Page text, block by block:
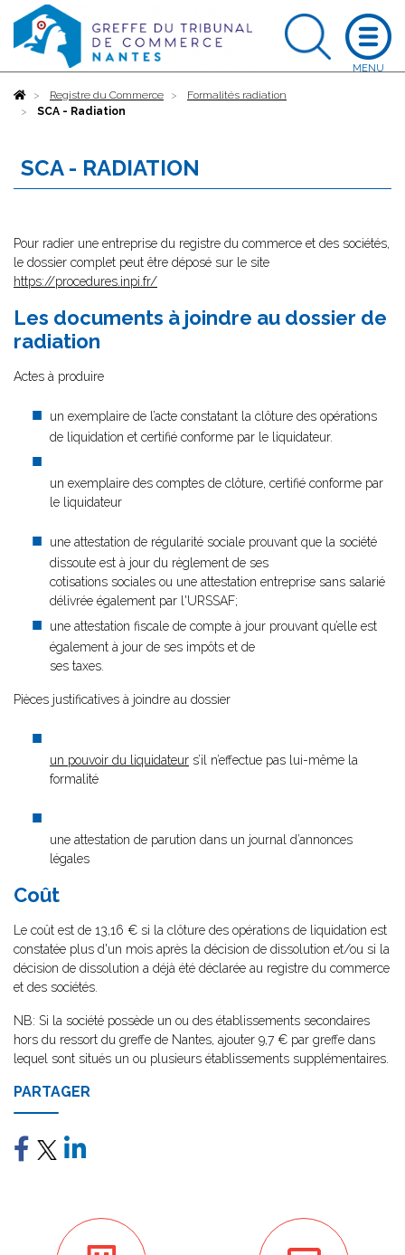
AccueilRegistre du Commerce
Formalités radiation
SCA - Radiation
SCA - RADIATION
Pour radier une entreprise du registre du commerce et des sociétés,
le dossier complet peut être déposé sur le site
https://procedures.inpi.fr/
Les documents à joindre au dossier de
radiation
Actes à produire
un exemplaire de l’acte constatant la clôture des opérations
de liquidation et certifié conforme par le liquidateur.
un exemplaire des comptes de clôture, certifié conforme par
le liquidateur
une attestation de régularité sociale prouvant que la société
dissoute est à jour du règlement de ses
cotisations sociales ou une attestation entreprise sans salarié
délivrée également par l'URSSAF;
une attestation fiscale de compte à jour prouvant qu’elle est
également à jour de ses impôts et de
ses taxes.
Pièces justificatives à joindre au dossier
un pouvoir du liquidateur s’il n’effectue pas lui-même la
formalité
une attestation de parution dans un journal d’annonces
légales
Coût
Le coût est de 13,16 € si la clôture des opérations de liquidation est
constatée plus d'un mois après la décision de dissolution et/ou si la
décision de dissolution a déjà été déclarée au registre du commerce
et des sociétés.
NB: Si la société possède un ou des établissements secondaires
hors du ressort du greffe de Nantes, ajouter 9,7 € par greffe dans
lequel sont situés un ou plusieurs établissements supplémentaires.
PARTAGER